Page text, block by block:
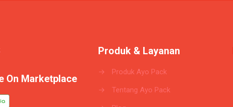
On Marketplace
Produk & Layanan
→ Produk Ayo Pack
→ Tentang Ayo Pack